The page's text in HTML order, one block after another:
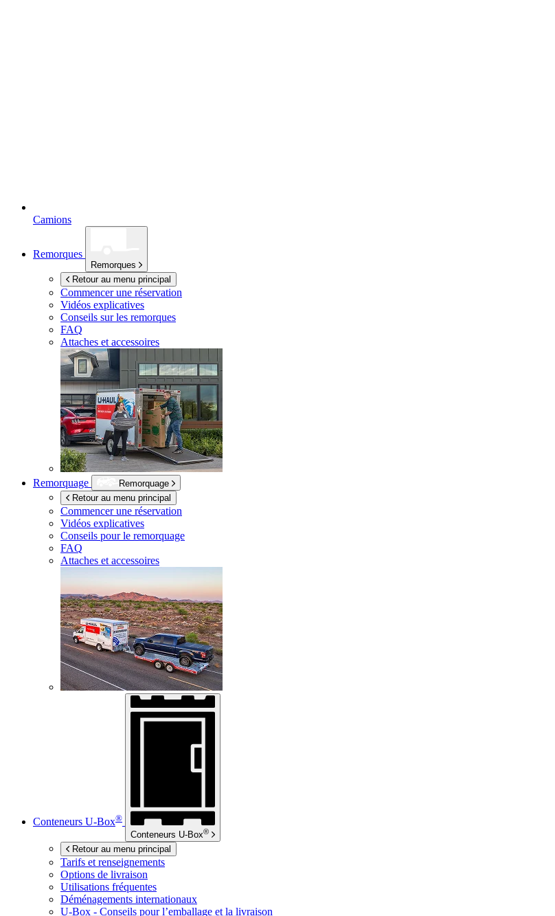
Camions
Remorques
Remorques
Retour au menu principal
Commencer une réservation
Vidéos explicatives
Conseils sur les remorques
FAQ
Attaches et accessoires
Remorquage
Remorquage
Retour au menu principal
Commencer une réservation
Vidéos explicatives
Conseils pour le remorquage
FAQ
Attaches et accessoires
Conteneurs U-Box®
Conteneurs U-Box®
Retour au menu principal
Tarifs et renseignements
Options de livraison
Utilisations fréquentes
Déménagements internationaux
U-Box - Conseils pour l’emballage et la livraison